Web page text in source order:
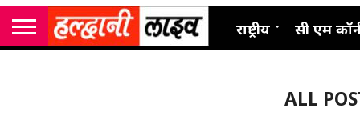
राष्ट्रीय सी एम
ALL